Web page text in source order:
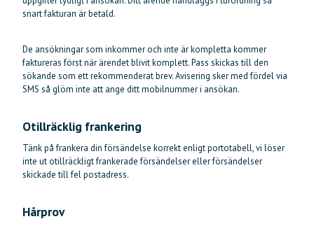
snart fakturan är betald.
De ansökningar som inkommer och inte är kompletta kommer
faktureras först när ärendet blivit komplett. Pass skickas till den
sökande som ett rekommenderat brev. Avisering sker med fördel via
SMS så glöm inte att ange ditt mobilnummer i ansökan.
Otillräcklig frankering
Tänk på frankera din försändelse korrekt enligt portotabell, vi löser
inte ut otillräckligt frankerade försändelser eller försändelser
skickade till fel postadress.
Hårprov